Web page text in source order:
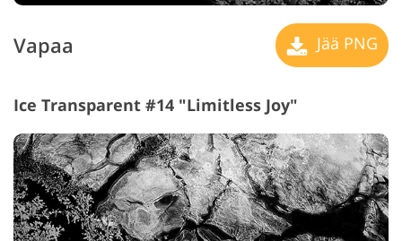
Vapaa Jää PNG
Ice Transparent #14 "Limitless Joy"